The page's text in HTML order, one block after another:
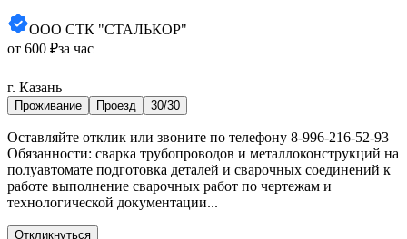
ООО СТК "СТАЛЬКОР"
от 600 ₽за час
г. Казань
Проживание Проезд 30/30
Оставляйте отклик или звоните по телефону 8-996-216-52-93
Обязанности: сварка трубопроводов и металлоконструкций на
полуавтомате подготовка деталей и сварочных соединений к
работе выполнение сварочных работ по чертежам и
технологической документации...
Откликнуться